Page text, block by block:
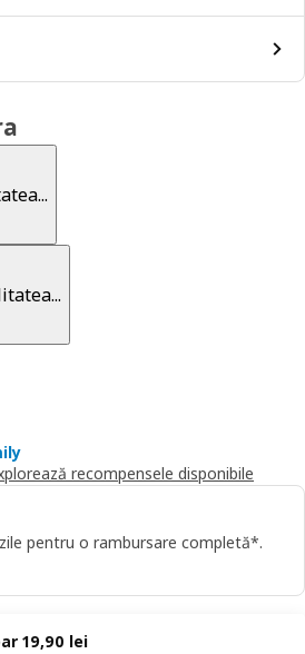
recompensele disponibile
pentru o rambursare completă*.
19,90 lei